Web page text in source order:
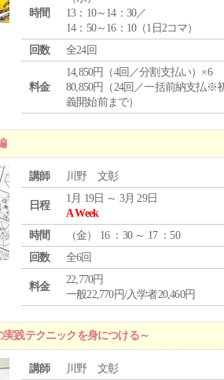
時間
13：10～14：30／
14：50～16：10（1日2コマ）
回数
全24回
料金
14,850円（4回／分割支払い）×6
80,850円（24回／一括前納支払※
義開始前まで）
講師 川野 文彰
日程
1月 19日 ～ 3月 29日
A Week
時間
（金） 16 ：30 ～ 17 ：50
回数
全6回
料金
22,770円
一般22,770円/入学者20,460円
践テクニックを身につける～
講師 川野 文彰